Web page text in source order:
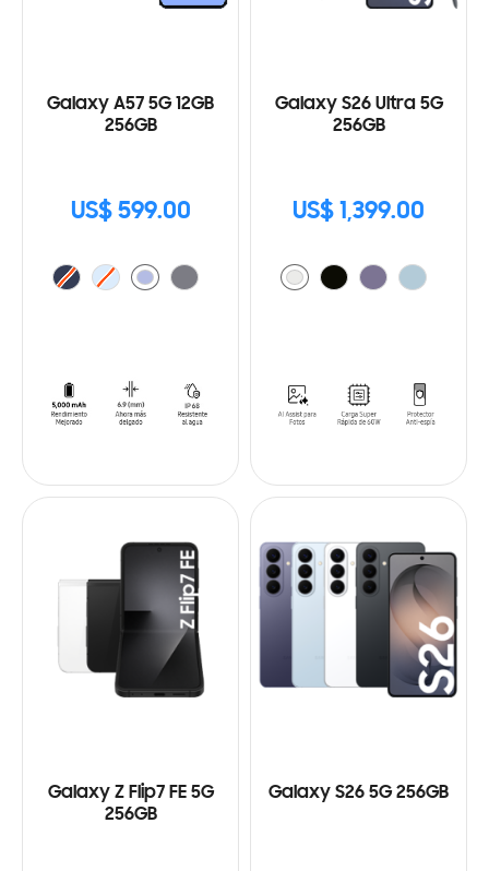
Galaxy A57 5G 12GB
256GB
US$ 599.00
Galaxy S26 Ultra 5G
256GB
US$ 1,399.00
Galaxy Z Flip7 FE 5G
256GB
Galaxy S26 5G 256GB